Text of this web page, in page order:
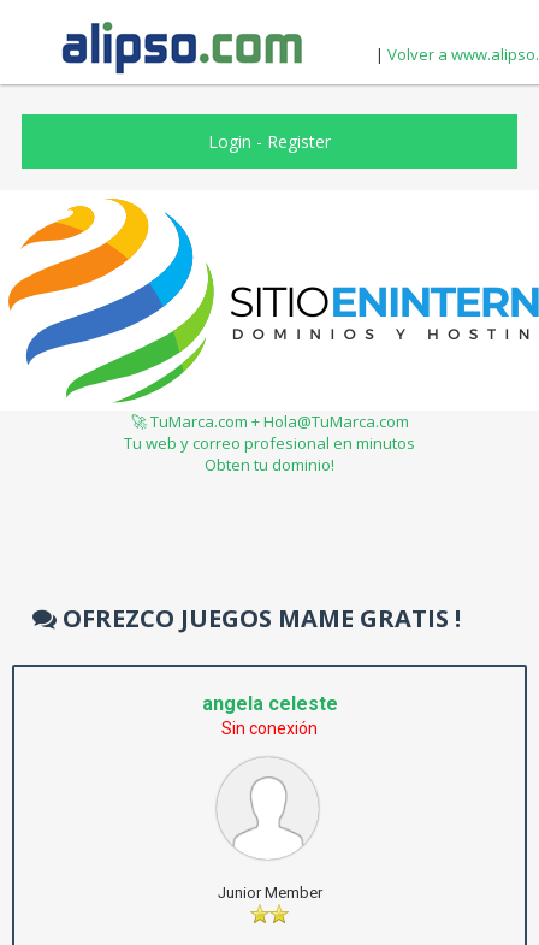
| Volver a
Login - Register
🚀 TuMarca.com + Hola@TuMarca.com
Tu web y correo profesional en minutos
Obten tu dominio!
OFREZCO JUEGOS MAME GRATIS !
angela celeste
Sin conexión
Junior Member